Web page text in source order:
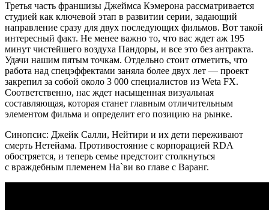
Третья часть франшизы Джеймса Кэмерона рассматривается
студией как ключевой этап в развитии серии, задающий
направление сразу для двух последующих фильмов. Вот такой
интересный факт. Не менее важно то, что вас ждет аж 195
минут чистейшего воздуха Пандоры, и все это без антракта.
Удачи нашим пятым точкам. Отдельно стоит отметить, что
работа над спецэффектами заняла более двух лет — проект
закрепил за собой около 3 000 специалистов из Weta FX.
Соответственно, нас ждет насыщенная визуальная
составляющая, которая станет главным отличительным
элементом фильма и определит его позицию на рынке.
Синопсис: Джейк Салли, Нейтири и их дети переживают
смерть Нетейама. Противостояние с корпорацией RDA
обостряется, и теперь семье предстоит столкнуться
с враждебным племенем На`ви во главе с Варанг.